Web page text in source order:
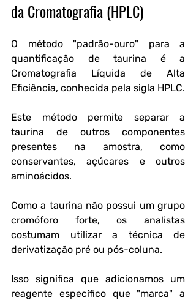
da Cromatografia (HPLC)
O método "padrão-ouro" para a
quantificação de taurina é a
Cromatografia Líquida de Alta
Eficiência, conhecida pela sigla HPLC.
Este método permite separar a
taurina de outros componentes
presentes na amostra, como
conservantes, açúcares e outros
aminoácidos.
Como a taurina não possui um grupo
cromóforo forte, os analistas
costumam utilizar a técnica de
derivatização pré ou pós-coluna.
Isso significa que adicionamos um
reagente específico que "marca" a